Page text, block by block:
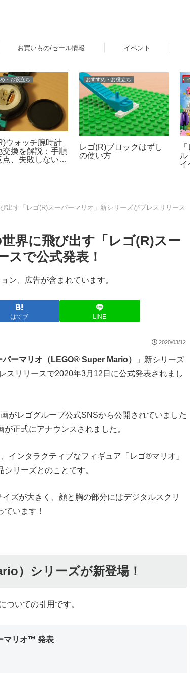
お買いもの/セール情報 イベント
・お役立ち
ウォッチ腕時計
交換を解説：手順
点、失敗しないた
おすすめ・お役立ち
レゴ(R)ブロックはずし
の使い方
ル
イ
出す「レゴ(R)スーパーマリオ」新シリーズがプレスリリース
界に飛び出す「レゴ(R)スー
で公式発表！
ン、広告が含まれています。
はてブ LINE
2020/03/12
ーマリオ（LEGO® Super Mario）
」新シリーズ
スリリースで2020年3月12日に公式発表されまし
がレゴグループ公式SNSから公開されていました
正式にアナウンスされました。
インタラクティブなフィギュア「レゴ®マリオ」
リーズとのことです。
ズが大きく、顔と胸の部分にはデジタルスクリ
います！
）シリーズが新登場！
ついての引用です。
マリオ™ 発表